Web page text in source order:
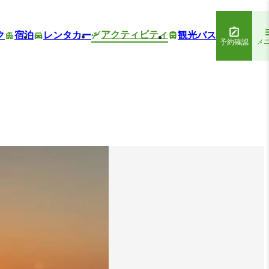
宿泊 レンタカー アクティビティ 観光バス
予約確認 メ